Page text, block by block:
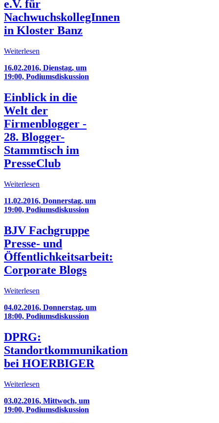
e.V. für
NachwuchskollegInnen
in Kloster Banz
Weiterlesen
16.02.2016, Dienstag, um
19:00, Podiumsdiskussion
Einblick in die
Welt der
Firmenblogger -
28. Blogger-
Stammtisch im
PresseClub
Weiterlesen
11.02.2016, Donnerstag, um
19:00, Podiumsdiskussion
BJV Fachgruppe
Presse- und
Öffentlichkeitsarbeit:
Corporate Blogs
Weiterlesen
04.02.2016, Donnerstag, um
18:00, Podiumsdiskussion
DPRG:
Standortkommunikation
bei HOERBIGER
Weiterlesen
03.02.2016, Mittwoch, um
19:00, Podiumsdiskussion